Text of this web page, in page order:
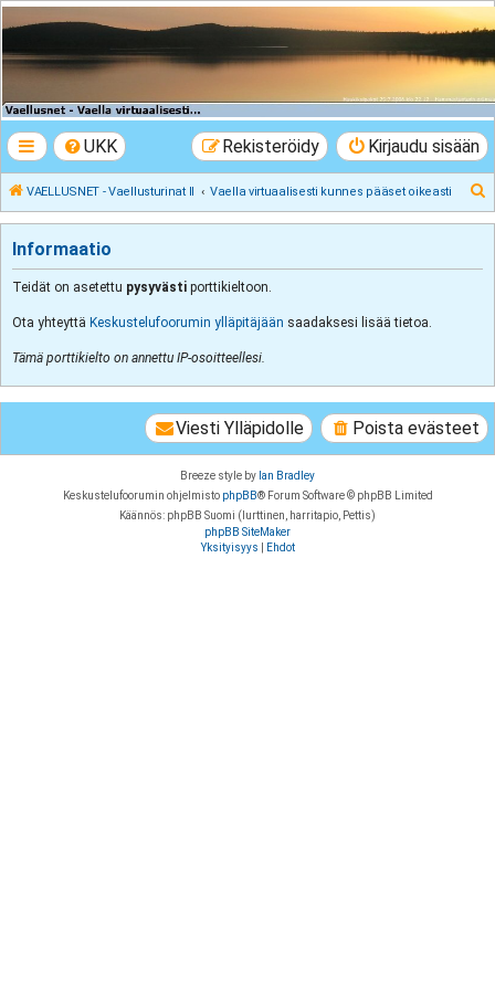
VAELLUSNET -
Vaellusturinat II
UKK Kirjaudu sisään
Rekisteröidy
VAELLUSNET - Vaellusturinat II Vaella virtuaalisesti kunnes pääset oikeasti
Informaatio
Teidät on asetettu pysyvästi porttikieltoon.
Ota yhteyttä Keskustelufoorumin ylläpitäjään saadaksesi lisää tietoa.
Tämä porttikielto on annettu IP-osoitteellesi.
Poista evästeet
Viesti Ylläpidolle
Breeze style by Ian Bradley
Keskustelufoorumin ohjelmisto phpBB® Forum Software © phpBB Limited
Käännös: phpBB Suomi (lurttinen, harritapio, Pettis)
phpBB SiteMaker
Yksityisyys
Ehdot